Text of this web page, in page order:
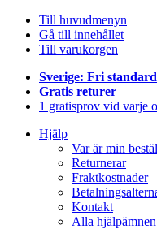
Till huvudmenyn
Gå till innehållet
Till varukorgen
Sverige: Fri
Gratis returer
1 gratisprov vid varje
Hjälp
Var är min
Returnerar
Fraktkostnader
Kontakt
Alla hjälpämnen